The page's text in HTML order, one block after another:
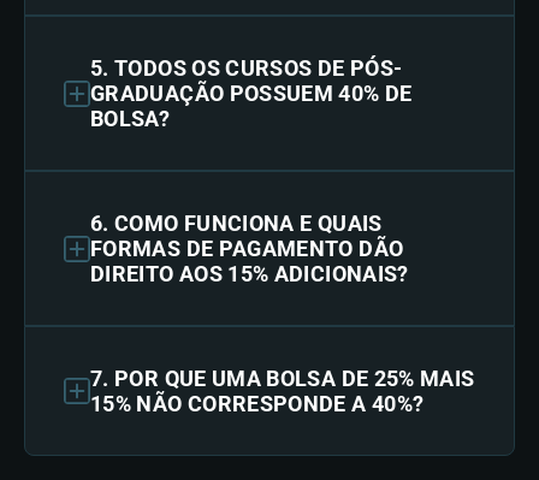
5. TODOS OS CURSOS DE PÓS-
GRADUAÇÃO POSSUEM 40% DE
BOLSA?
6. COMO FUNCIONA E QUAIS
FORMAS DE PAGAMENTO DÃO
DIREITO AOS 15% ADICIONAIS?
7. POR QUE UMA BOLSA DE 25% MAIS
15% NÃO CORRESPONDE A 40%?